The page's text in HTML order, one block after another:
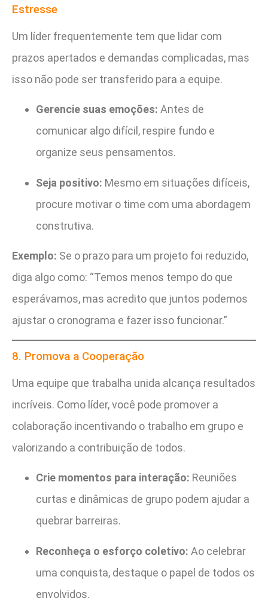
Estresse
Um líder frequentemente tem que lidar com
prazos apertados e demandas complicadas, mas
isso não pode ser transferido para a equipe.
Gerencie suas emoções: Antes de
comunicar algo difícil, respire fundo e
organize seus pensamentos.
Seja positivo: Mesmo em situações difíceis,
procure motivar o time com uma abordagem
construtiva.
Exemplo: Se o prazo para um projeto foi reduzido,
diga algo como: “Temos menos tempo do que
esperávamos, mas acredito que juntos podemos
ajustar o cronograma e fazer isso funcionar.”
8. Promova a Cooperação
Uma equipe que trabalha unida alcança resultados
incríveis. Como líder, você pode promover a
colaboração incentivando o trabalho em grupo e
valorizando a contribuição de todos.
Crie momentos para interação: Reuniões
curtas e dinâmicas de grupo podem ajudar a
quebrar barreiras.
Reconheça o esforço coletivo: Ao celebrar
uma conquista, destaque o papel de todos os
envolvidos.